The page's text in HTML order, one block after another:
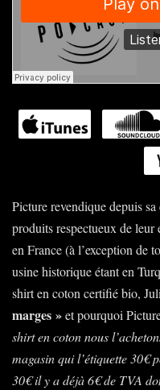
Picture revendique depuis
produits respectueux de
en France (à l’exception de
usine historique étant en
shirt en coton certifié bio,
marges »et pourquoi
shirt en coton nous
magasin qui l’étiquette 30€
30€ il y a déjà 6€ de TVA